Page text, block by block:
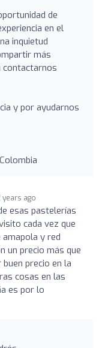
de
en el
inquietud
más
contactarnos
y por ayudarnos
years ago
esas pastelerías
cada vez que
y red
un precio más que
precio en la
cosas en las
es por lo